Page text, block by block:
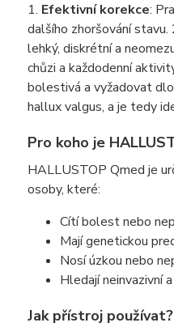
1. Efektivní korekce:
dalšího zhoršování stavu.
lehký, diskrétní a
chůzi a každodenní
bolestivá a vyžadovat
hallux valgus, a je tedy
Pro koho je
HALLUSTOP Qmed je
osoby, které:
Cítí bolest nebo
Mají genetickou
Nosí úzkou nebo
Hledají neinvazivní
Jak přístroj používat?